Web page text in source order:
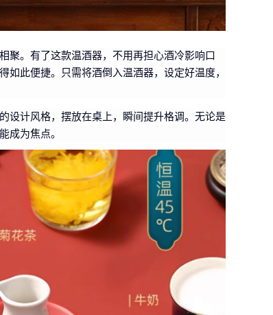
聚。有了这款温酒器，不用再担心酒冷影响口
如此便捷。只需将酒倒入温酒器，设定好温度，
设计风格，摆放在桌上，瞬间提升格调。无论是
成为焦点。